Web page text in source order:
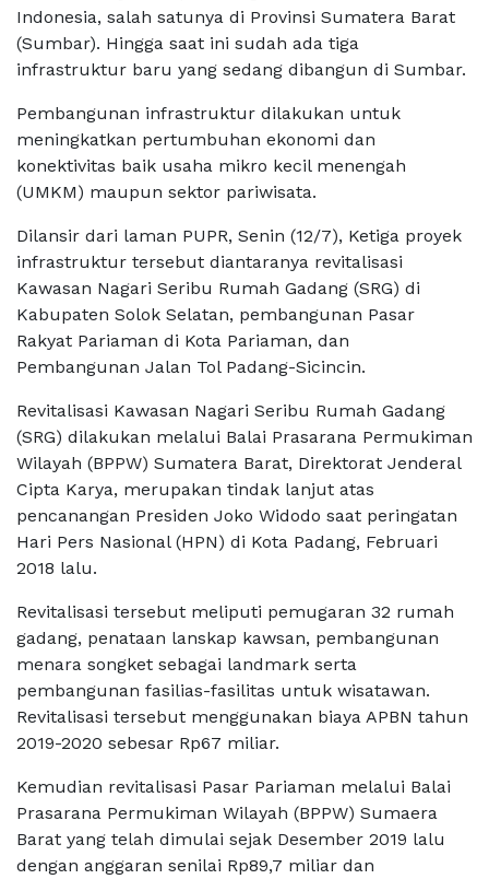
Indonesia, salah satunya di Provinsi Sumatera Barat
(Sumbar). Hingga saat ini sudah ada tiga
infrastruktur baru yang sedang dibangun di Sumbar.
Pembangunan infrastruktur dilakukan untuk
meningkatkan pertumbuhan ekonomi dan
konektivitas baik usaha mikro kecil menengah
(UMKM) maupun sektor pariwisata.
Dilansir dari laman PUPR, Senin (12/7), Ketiga proyek
infrastruktur tersebut diantaranya revitalisasi
Kawasan Nagari Seribu Rumah Gadang (SRG) di
Kabupaten Solok Selatan, pembangunan Pasar
Rakyat Pariaman di Kota Pariaman, dan
Pembangunan Jalan Tol Padang-Sicincin.
Revitalisasi Kawasan Nagari Seribu Rumah Gadang
(SRG) dilakukan melalui Balai Prasarana Permukiman
Wilayah (BPPW) Sumatera Barat, Direktorat Jenderal
Cipta Karya, merupakan tindak lanjut atas
pencanangan Presiden Joko Widodo saat peringatan
Hari Pers Nasional (HPN) di Kota Padang, Februari
2018 lalu.
Revitalisasi tersebut meliputi pemugaran 32 rumah
gadang, penataan lanskap kawsan, pembangunan
menara songket sebagai landmark serta
pembangunan fasilias-fasilitas untuk wisatawan.
Revitalisasi tersebut menggunakan biaya APBN tahun
2019-2020 sebesar Rp67 miliar.
Kemudian revitalisasi Pasar Pariaman melalui Balai
Prasarana Permukiman Wilayah (BPPW) Sumaera
Barat yang telah dimulai sejak Desember 2019 lalu
dengan anggaran senilai Rp89,7 miliar dan